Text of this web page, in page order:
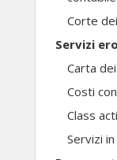
Corte
Servizi
Carta
Costi
Class
Servizi